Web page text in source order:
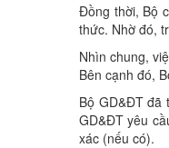
Đồng thời, Bộ
thức. Nhờ đó,
Nhìn chung,
Bên cạnh đó,
Bộ GD&ĐT đã
GD&ĐT yêu
xác (nếu có).